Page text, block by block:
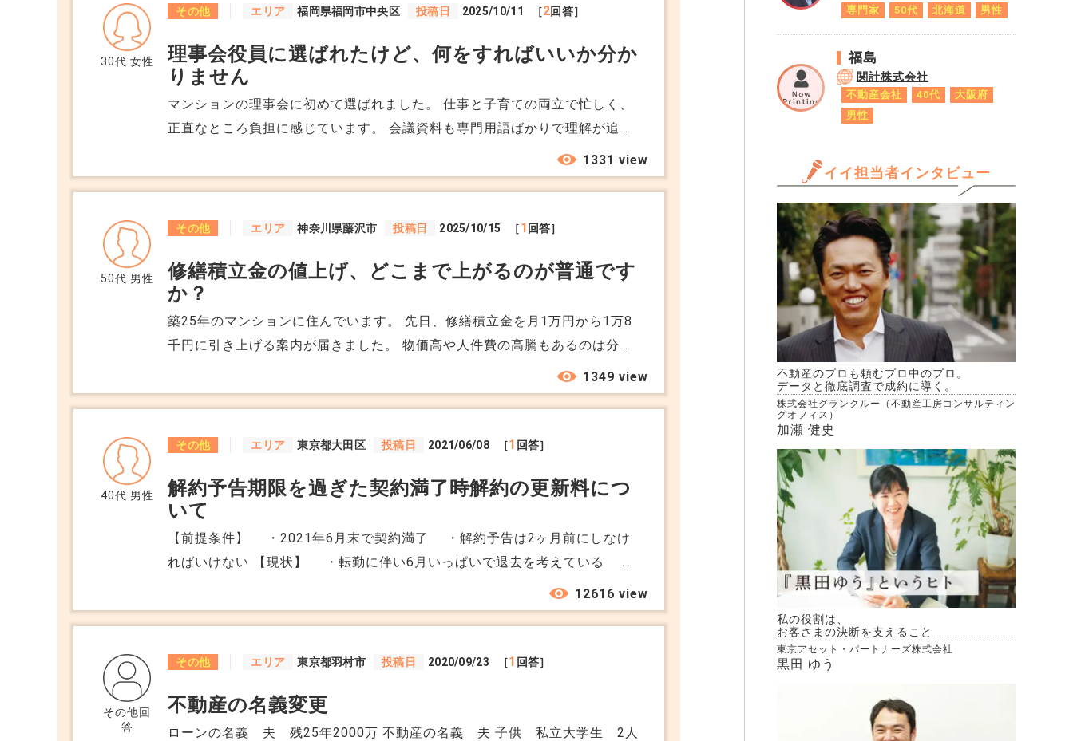
30代 女性
その他 エリア 福岡県福岡市中央区 投稿日 2025/10/11 ［2回答］
理事会役員に選ばれたけど、何をすればいいか分か
りません
マンションの理事会に初めて選ばれました。 仕事と子育ての両立で忙しく、
正直なところ負担に感じています。 会議資料も専門用語ばかりで理解が追い
つかず、ベテラン住民との温度差に戸惑っています。 理事会の役割や最低限
やるべきことを知りたいです。
1331 view
50代 男性
その他 エリア 神奈川県藤沢市 投稿日 2025/10/15 ［1 回答］
修繕積立金の値上げ、どこまで上がるのが普通です
か？
築25年のマンションに住んでいます。 先日、修繕積立金を月1万円から1万8
千円に引き上げる案内が届きました。 物価高や人件費の高騰もあるのは分か
りますが、ここまで上がるものなんでしょうか…。 総会でも「これでも将来
不足」と言われ、不安になっています。 積立金の相場や、どこまで上がると
1349 view
40代 男性
その他 エリア 東京都大田区 投稿日 2021/06/08 ［1 回答］
解約予告期限を過ぎた契約満了時解約の更新料につ
いて
【前提条件】 ・2021年6月末で契約満了 ・解約予告は2ヶ月前にしなけ
ればいけない 【現状】 ・転勤に伴い6月いっぱいで退去を考えている ・
か。 ①6月いっぱいで退去する場合、解約予告を行って いないので2か月分
な ければいけないのか？ 管理会社からは、解約予告を行っていないこと
をし、更新料と2か月分の賃 料を支払った上で退去しなければいけないと
言 われました。 ②また、仮にこのまま更新手続きをせずに法廷更 新に
12616 view
その他回
答
その他 エリア 東京都羽村市 投稿日 2020/09/23 ［1 回答］
不動産の名義変更
ローンの名義 夫 残25年2000万 不動産の名義 夫 子供 私立大学生 2人
専門家 50代 北海道 男性
福島
関計株式会社
不動産会社 40代
大阪府
男性
イイ担当者インタビュー
不動産のプロも頼むプロ中のプロ。
データと徹底調査で成約に導く。
株式会社グランクルー（不動産工房コンサルティン
グオフィス）
加瀬 健史
私の役割は、
お客さまの決断を支えること
東京アセット・パートナーズ株式会社
黒田 ゆう